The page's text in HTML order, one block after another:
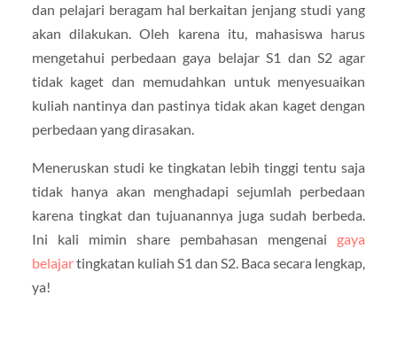
dan pelajari beragam hal berkaitan jenjang studi yang
akan dilakukan. Oleh karena itu, mahasiswa harus
mengetahui perbedaan gaya belajar S1 dan S2 agar
tidak kaget dan memudahkan untuk menyesuaikan
kuliah nantinya dan pastinya tidak akan kaget dengan
perbedaan yang dirasakan.
Meneruskan studi ke tingkatan lebih tinggi tentu saja
tidak hanya akan menghadapi sejumlah perbedaan
karena tingkat dan tujuanannya juga sudah berbeda.
Ini kali mimin share pembahasan mengenai gaya
belajartingkatan kuliah S1 dan S2. Baca secara lengkap,
ya!